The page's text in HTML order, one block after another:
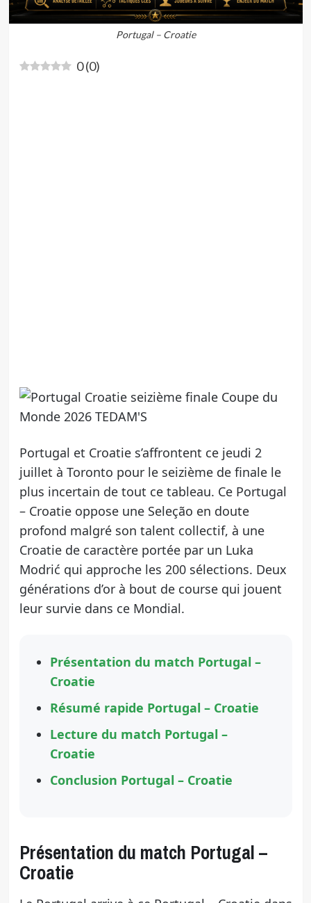
Portugal – Croatie
0(0)
Portugal et Croatie s’affrontent ce jeudi 2
juillet à Toronto pour le seizième de finale le
plus incertain de tout ce tableau. Ce Portugal
– Croatie oppose une Seleção en doute
profond malgré son talent collectif, à une
Croatie de caractère portée par un Luka
Modrić qui approche les 200 sélections. Deux
générations d’or à bout de course qui jouent
leur survie dans ce Mondial.
Présentation du match Portugal –
Croatie
Résumé rapide Portugal – Croatie
Lecture du match Portugal –
Croatie
Conclusion Portugal – Croatie
Présentation du match Portugal –
Croatie